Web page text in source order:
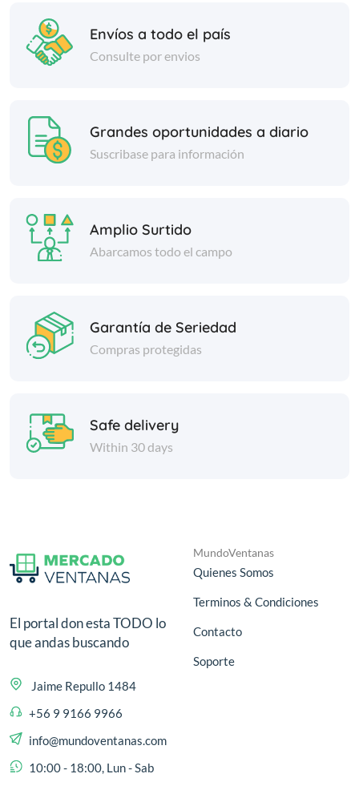
Envíos a todo el país
Consulte por envios
Grandes oportunidades a diario
Suscribase para información
Amplio Surtido
Abarcamos todo el campo
Garantía de Seriedad
Compras protegidas
Safe delivery
Within 30 days
El portal don esta TODO lo
que andas buscando
Jaime Repullo 1484
+56 9 9166 9966
info@mundoventanas.com
10:00 - 18:00, Lun - Sab
MundoVentanas
Quienes Somos
Terminos & Condiciones
Contacto
Soporte